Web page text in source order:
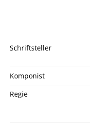
Schriftsteller
Komponist
Regie